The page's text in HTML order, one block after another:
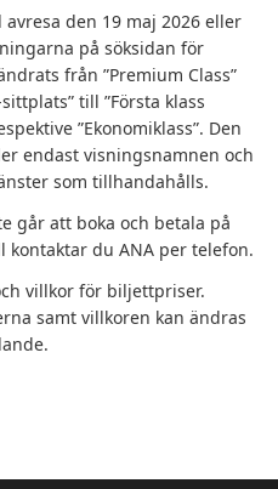
den 19 maj 2026 eller
på söksidan för
från ”Premium Class”
till ”Första klass
”Ekonomiklass”. Den
endast visningsnamnen och
som tillhandahålls.
går att boka och betala på
kontaktar du ANA per telefon.
villkor för biljettpriser.
samt villkoren kan ändras